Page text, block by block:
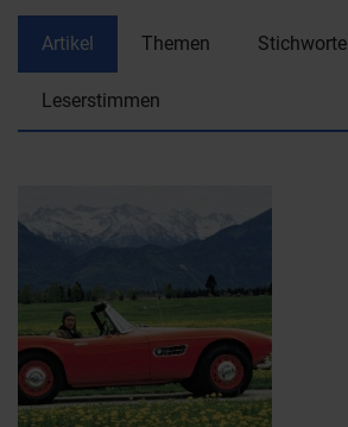
Artikel Themen Stichworte
Leserstimmen